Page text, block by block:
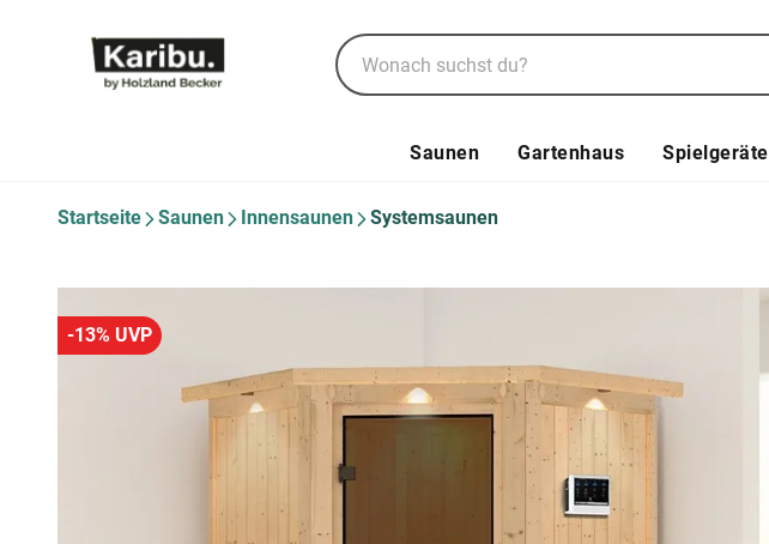
Saunen Gartenhaus Spielgeräte
Startseite Saunen Innensaunen Systemsaunen
-13% UVP